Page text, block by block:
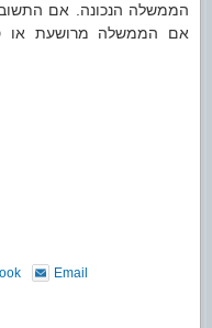
הממשלה הנכונה. אם
אם הממשלה מרושעת או
Email